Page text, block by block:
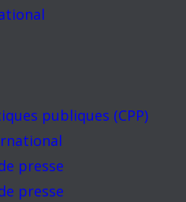
publiques (CPP)
presse
presse